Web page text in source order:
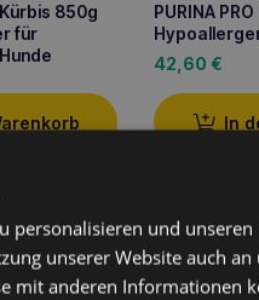
Kürbis 850g
für
PURINA
42,60 €
In
personalisieren und
unserer Website auch an
mit anderen Informationen